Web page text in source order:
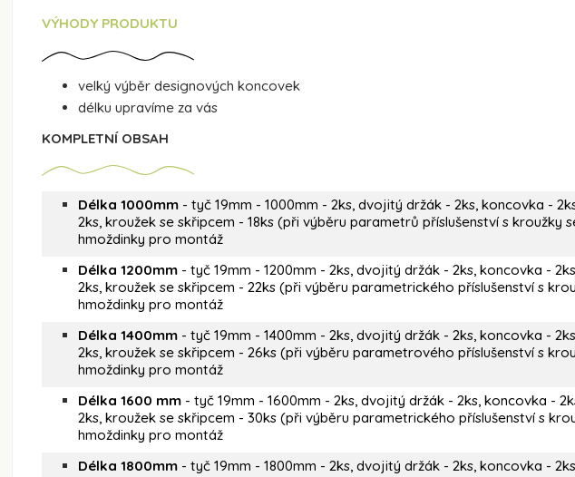
VÝHODY PRODUKTU
velký výběr designových koncovek
délku upravíme za vás
KOMPLETNÍ OBSAH
Délka 1000mm - tyč 19mm - 1000mm - 2ks, dvojitý držák - 2ks, koncovka -
2ks, kroužek se skřipcem - 18ks (při výběru parametrů příslušenství s kroužky
hmoždinky pro montáž
Délka 1200mm - tyč 19mm - 1200mm - 2ks, dvojitý držák - 2ks, koncovka -
2ks, kroužek se skřipcem - 22ks (při výběru parametrického příslušenství s
hmoždinky pro montáž
Délka 1400mm - tyč 19mm - 1400mm - 2ks, dvojitý držák - 2ks, koncovka -
2ks, kroužek se skřipcem - 26ks (při výběru parametrového příslušenství s
hmoždinky pro montáž
Délka 1600 mm - tyč 19mm - 1600mm - 2ks, dvojitý držák - 2ks, koncovka -
2ks, kroužek se skřipcem - 30ks (při výběru parametrického příslušenství s
hmoždinky pro montáž
Délka 1800mm - tyč 19mm - 1800mm - 2ks, dvojitý držák - 2ks, koncovka -